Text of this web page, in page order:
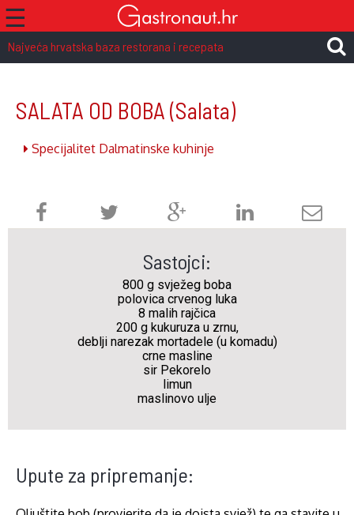
☰
Najveća hrvatska baza restorana i recepata
SALATA OD BOBA (Salata)
Specijalitet Dalmatinske kuhinje
Sastojci:
800 g svježeg boba
polovica crvenog luka
8 malih rajčica
200 g kukuruza u zrnu,
deblji narezak mortadele (u komadu)
crne masline
sir Pekorelo
limun
maslinovo ulje
Upute za pripremanje: